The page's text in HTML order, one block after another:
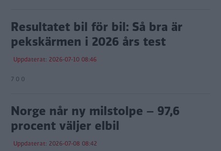
Resultatet bil för bil: Så bra är
pekskärmen i 2026 års test
Uppdaterat: 2026-07-10 08:46
7 0 0
Norge når ny milstolpe – 97,6
procent väljer elbil
Uppdaterat: 2026-07-08 08:42